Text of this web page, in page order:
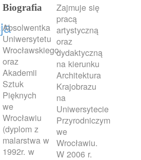
Biografia
Absolwentka
Uniwersytetu
Wrocławskiego
oraz
Akademii
Sztuk
Pięknych
we
Wrocławiu
(dyplom z
malarstwa w
1992r. w
Zajmuje się
pracą
artystyczną
oraz
dydaktyczną
na kierunku
Architektura
Krajobrazu
na
Uniwersytecie
Przyrodniczym
we
Wrocławiu.
W 2006 r.